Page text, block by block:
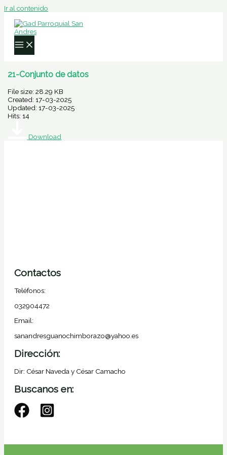
Ir al contenido
21-Conjunto de datos
File size: 28.29 KB
Created: 17-03-2025
Updated: 17-03-2025
Hits: 14
Download
Contactos
Teléfonos:
032904472
Email:
sanandresguanochimborazo@yahoo.es
Dirección:
Dir: César Naveda y César Camacho
Buscanos en: